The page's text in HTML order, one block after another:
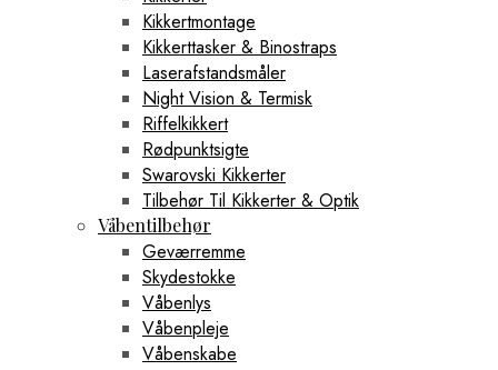
Kikkertmontage
Kikkerttasker & Binostraps
Laserafstandsmåler
Night Vision & Termisk
Riffelkikkert
Rødpunktsigte
Swarovski Kikkerter
Tilbehør Til Kikkerter & Optik
Våbentilbehør
Geværremme
Skydestokke
Våbenlys
Våbenpleje
Våbenskabe